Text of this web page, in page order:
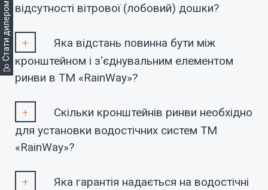
Cтати дилером відсутності вітрової (лобовий) дошки?
Яка відстань повинна бути між
кронштейном і з'єднувальним елементом
ринви в ТМ «RainWay»?
Скільки кронштейнів ринви необхідно
для установки водостічних систем ТМ
«RainWay»?
Яка гарантія надається на водостічні